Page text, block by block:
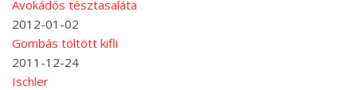
Avokádós tésztasaláta
2012-01-02
Gombás töltött kifli
2011-12-24
Ischler